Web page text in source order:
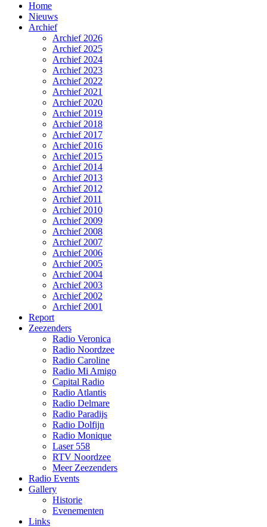
Home
Nieuws
Archief
Archief 2026
Archief 2025
Archief 2024
Archief 2023
Archief 2022
Archief 2021
Archief 2020
Archief 2019
Archief 2018
Archief 2017
Archief 2016
Archief 2015
Archief 2014
Archief 2013
Archief 2012
Archief 2011
Archief 2010
Archief 2009
Archief 2008
Archief 2007
Archief 2006
Archief 2005
Archief 2004
Archief 2003
Archief 2002
Archief 2001
Report
Zeezenders
Radio Veronica
Radio Noordzee
Radio Caroline
Radio Mi Amigo
Capital Radio
Radio Atlantis
Radio Delmare
Radio Paradijs
Radio Dolfijn
Radio Monique
Laser 558
RTV Noordzee
Meer Zeezenders
Radio Events
Gallery
Historie
Evenementen
Links